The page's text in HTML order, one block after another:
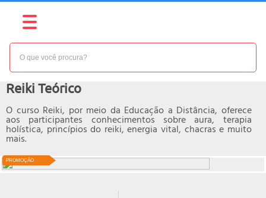
PROMOÇÃO
NÍVEL: BÁSICO
Reiki Teórico
O curso Reiki, por meio da Educação a Distância, oferece
aos participantes conhecimentos sobre aura, terapia
holística, princípios do reiki, energia vital, chacras e muito
mais.